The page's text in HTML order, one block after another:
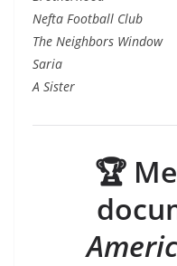
Nefta Football Club
The Neighbors Window
Saria
A Sister
🏆